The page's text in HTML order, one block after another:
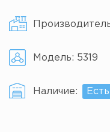
Модель: 5319
Наличие: